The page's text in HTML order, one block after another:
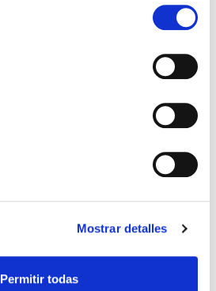
Mostrar detalles
Permitir todas
34,95 €